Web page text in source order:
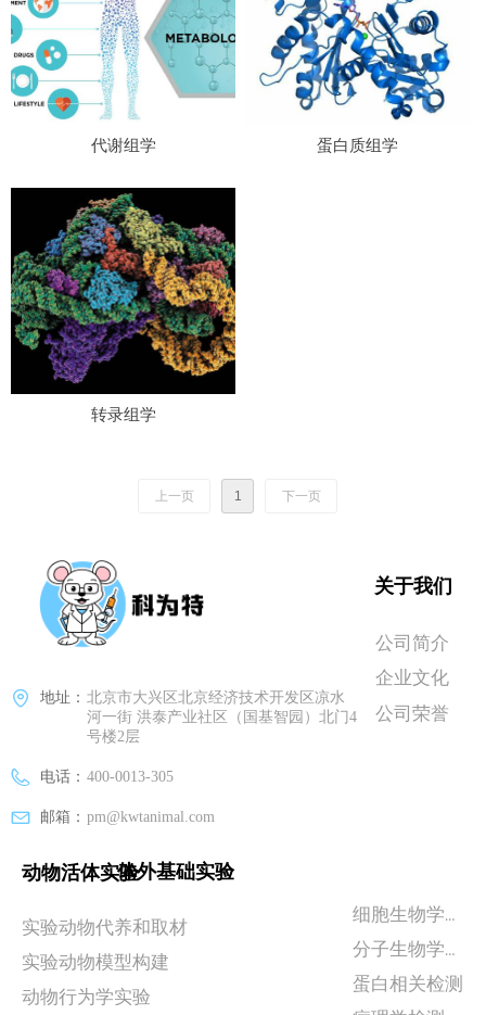
代谢组学 蛋白质组学
转录组学
上一页 1 下一页
地址： 北京市大兴区北京经济技术开发区凉水
河一街 洪泰产业社区（国基智园）北门4
号楼2层
电话： 400-0013-305
邮箱： pm@kwtanimal.com
体外基础实验
细胞生物学实验
分子生物学检测
蛋白相关检测
关于我们
公司简介
企业文化
公司荣誉
实验动物代养和取材
实验动物模型构建
动物行为学实验
动物活体实验